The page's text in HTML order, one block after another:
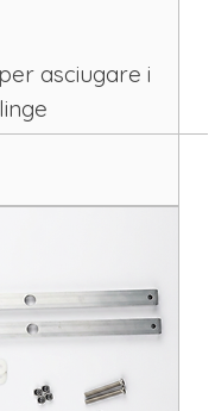
asciugare i